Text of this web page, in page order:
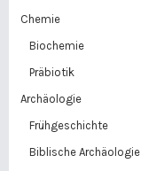
Chemie
Biochemie
Präbiotik
Archäologie
Frühgeschichte
Biblische Archäologie